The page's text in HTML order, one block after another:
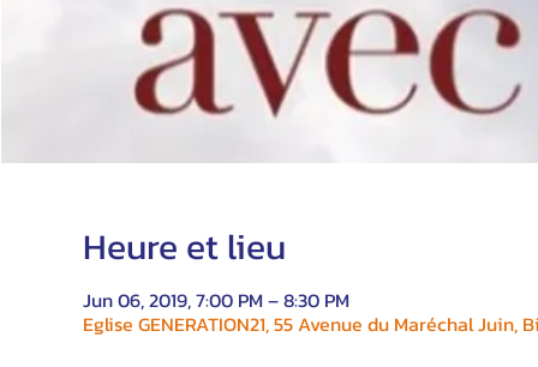
Heure et lieu
Jun 06, 2019, 7:00 PM – 8:30 PM
Eglise GENERATION21, 55 Avenue du Maréchal Juin,